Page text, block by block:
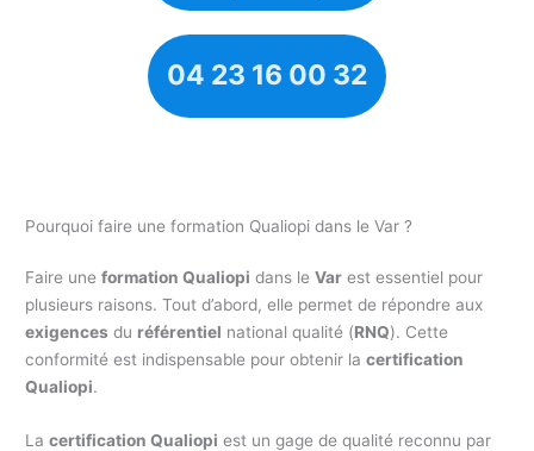
04 23 16 00 32
Pourquoi faire une formation Qualiopi dans le Var ?
Faire uneformation Qualiopi dans leVar est essentiel pour
plusieurs raisons. Tout d’abord, elle permet de répondre aux
exigences du référentiel national qualité (RNQ). Cette
conformité est indispensable pour obtenir lacertification
Qualiopi.
Lacertification Qualiopi est un gage de qualité reconnu par